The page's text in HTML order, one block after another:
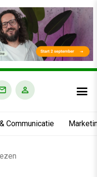
Communicatie